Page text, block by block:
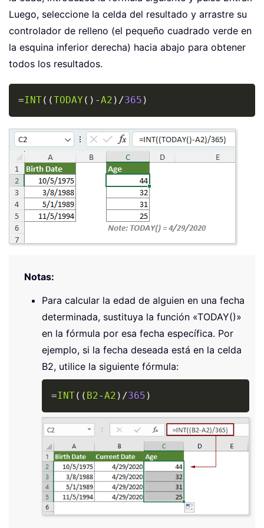
Luego, seleccione la celda del resultado y arrastre su
controlador de relleno (el pequeño cuadrado verde en
la esquina inferior derecha) hacia abajo para obtener
todos los resultados.
=INT( (TODAY ( ) -A2 ) /365 )
Notas:
Para calcular la edad de alguien en una fecha
determinada, sustituya la función «TODAY()»
en la fórmula por esa fecha específica. Por
ejemplo, si la fecha deseada está en la celda
B2, utilice la siguiente fórmula:
=INT( ( B2-A2 ) /365 )